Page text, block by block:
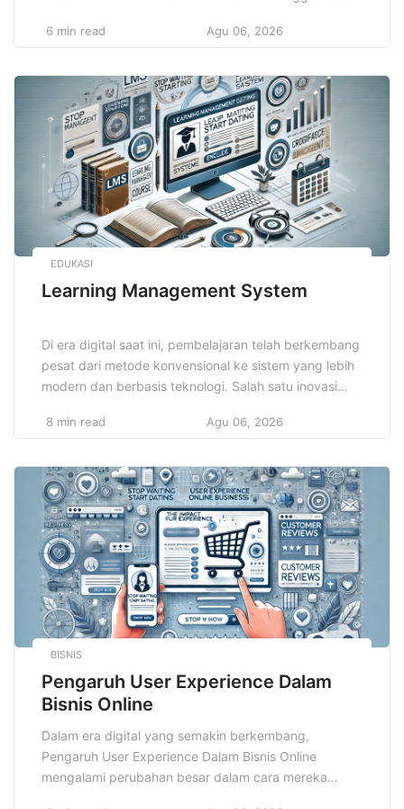
memadukan berbagai metode yang membuat proses
optimal. Dengan memanfaatkan teknik ini, pelajar
dapat meningkatkan motivasi serta kemampuan
berpikir kritis. Teknik […]
6 min read Agu 06, 2026
EDUKASI
Learning Management System
Di era digital saat ini, pembelajaran telah berkembang
pesat dari metode konvensional ke sistem yang lebih
modern dan berbasis teknologi. Salah satu inovasi
adalah Learning Management System, yang
untuk mengelola, menyampaikan, serta melacak
pembelajaran secara efisien. Namun, dengan
kemudahan yang diberikan oleh teknologi, juga […]
8 min read Agu 06, 2026
BISNIS
Pengaruh User Experience Dalam
Bisnis Online
Dalam era digital yang semakin berkembang,
Pengaruh User Experience Dalam Bisnis Online
mengalami perubahan besar dalam cara mereka